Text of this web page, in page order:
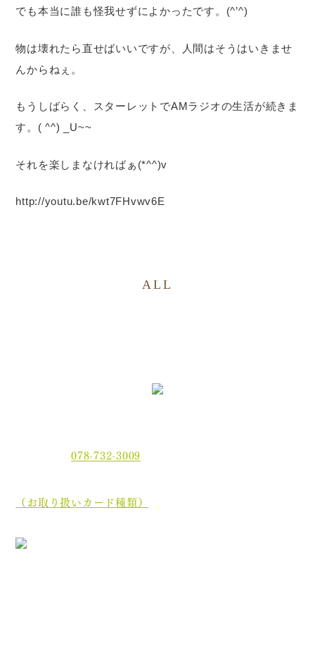
でも本当に誰も怪我せずによかったです。(^’^)
物は壊れたら直せばいいですが、人間はそうはいきませ
んからねぇ。
もうしばらく、スターレットでAMラジオの生活が続きま
す。( ^^) _U~~
それを楽しまなければぁ(*^^)v
http://youtu.be/kwt7FHvwv6E
ALL
電話番号：078-732-3009
（お取り扱いカード種類）